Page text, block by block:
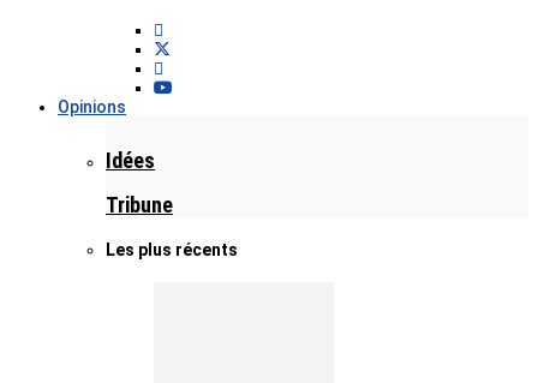
Opinions
Idées
Tribune
Les plus récents